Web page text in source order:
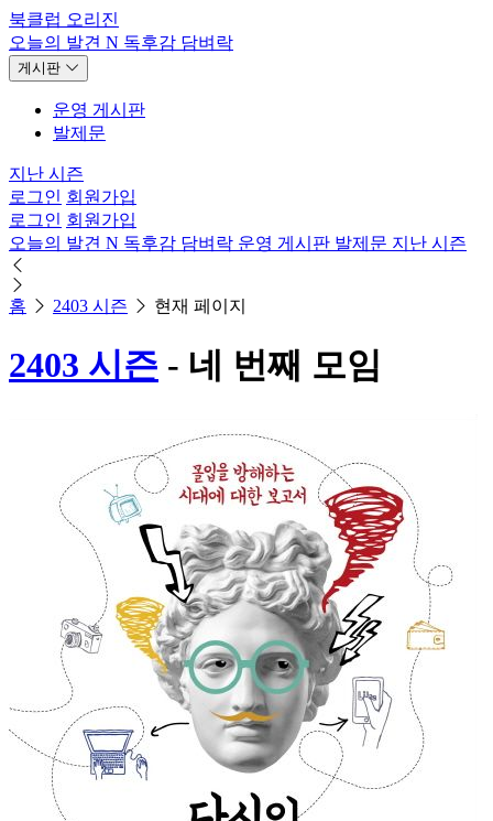
북클럽 오리진
오늘의 발견 N 독후감 담벼락
게시판
운영 게시판
발제문
지난 시즌
로그인 회원가입
로그인 회원가입
오늘의 발견 N 독후감 담벼락 운영 게시판 발제문 지난 시즌
홈 2403 시즌 현재 페이지
2403 시즌 - 네 번째 모임